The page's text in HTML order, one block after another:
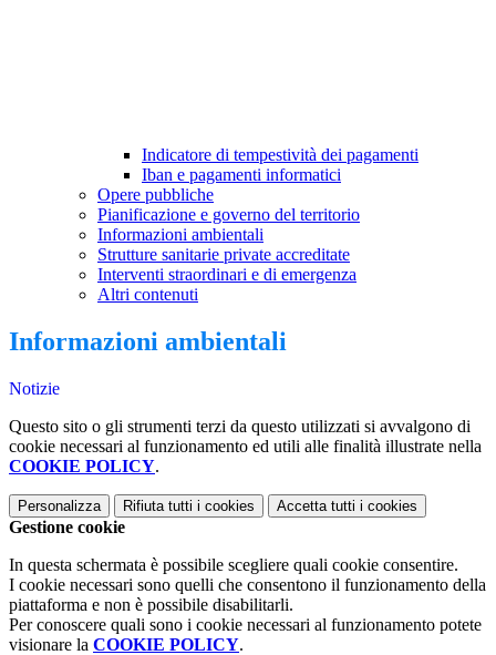
Indicatore di tempestività dei pagamenti
Iban e pagamenti informatici
Opere pubbliche
Pianificazione e governo del territorio
Informazioni ambientali
Strutture sanitarie private accreditate
Interventi straordinari e di emergenza
Altri contenuti
Informazioni ambientali
Notizie
Questo sito o gli strumenti terzi da questo utilizzati si avvalgono di
cookie necessari al funzionamento ed utili alle finalità illustrate nella
COOKIE POLICY.
Personalizza Rifiuta tutti i cookies Accetta tutti i cookies
Gestione cookie
In questa schermata è possibile scegliere quali cookie consentire.
I cookie necessari sono quelli che consentono il funzionamento della
piattaforma e non è possibile disabilitarli.
Per conoscere quali sono i cookie necessari al funzionamento potete
visionare la COOKIE POLICY.